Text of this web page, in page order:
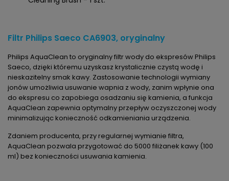
Filtr Philips Saeco CA6903, oryginalny
Philips AquaClean to oryginalny filtr wody do ekspresów Philips
Saeco, dzięki któremu uzyskasz krystalicznie czystą wodę i
nieskazitelny smak kawy. Zastosowanie technologii wymiany
jonów umożliwia usuwanie wapnia z wody, zanim wpłynie ona
do ekspresu co zapobiega osadzaniu się kamienia, a funkcja
AquaClean zapewnia optymalny przepływ oczyszczonej wody
minimalizując konieczność odkamieniania urządzenia.
Zdaniem producenta, przy regularnej wymianie filtra,
AquaClean pozwala przygotować do 5000 filiżanek kawy (100
ml) bez konieczności usuwania kamienia.